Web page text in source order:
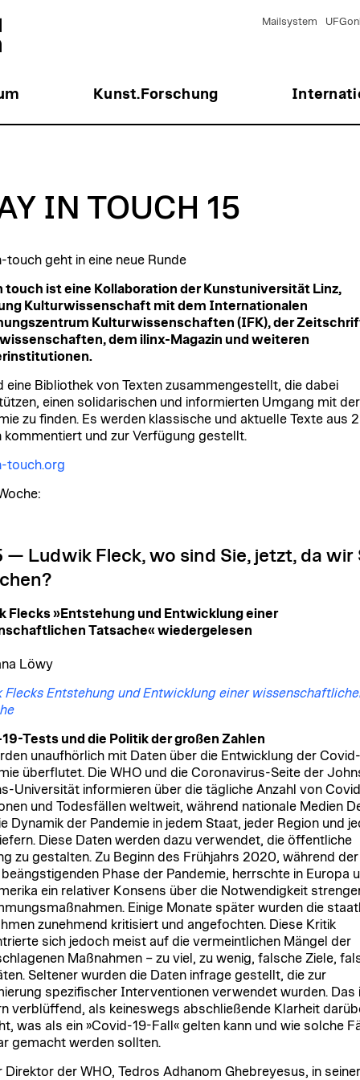
Kunst.Forschung
Mailsystem
IN TOUCH 15
touch geht in eine neue Runde
touch ist eine Kollaboration der Kunstuniversität Linz,
Kulturwissenschaft mit dem Internationalen
Kulturwissenschaften (IFK), der
dem ilinx-Magazin und weiteren
eine Bibliothek von Texten zusammengestellt, die dabei
einen solidarischen und informierten Umgang mit der
zu finden. Es werden klassische und aktuelle Texte aus
kommentiert und zur Verfügung gestellt.
touch.org
— Ludwik Fleck, wo sind Sie, jetzt, da wir
Flecks »Entstehung und Entwicklung einer
Tatsache« wiedergelesen
Löwy
Flecks Entstehung und Entwicklung einer
Tests und die Politik der großen Zahlen
unaufhörlich mit Daten über die Entwicklung der
überflutet. Die WHO und die Coronavirus-Seite der
Universität informieren über die tägliche Anzahl von
und Todesfällen weltweit, während nationale Medien
Dynamik der Pandemie in jedem Staat, jeder Region und
Diese Daten werden dazu verwendet, die öffentliche
zu gestalten. Zu Beginn des Frühjahrs 2020, während der
Phase der Pandemie, herrschte in Europa
ein relativer Konsens über die Notwendigkeit
Einige Monate später wurden die
zunehmend kritisiert und angefochten. Diese Kritik
sich jedoch meist auf die vermeintlichen Mängel der
Maßnahmen – zu viel, zu wenig, falsche Ziele,
Seltener wurden die Daten infrage gestellt, die zur
spezifischer Interventionen verwendet wurden. Das
verblüffend, als keineswegs abschließende Klarheit
was als ein »Covid-19-Fall« gelten kann und wie solche
gemacht werden sollten.
Direktor der WHO, Tedros Adhanom Ghebreyesus, in seiner